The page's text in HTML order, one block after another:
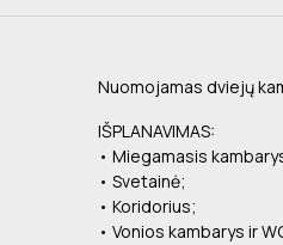
Nuomojamas dviejų
IŠPLANAVIMAS:
• Miegamasis
• Svetainė;
• Koridorius;
• Vonios kambarys ir